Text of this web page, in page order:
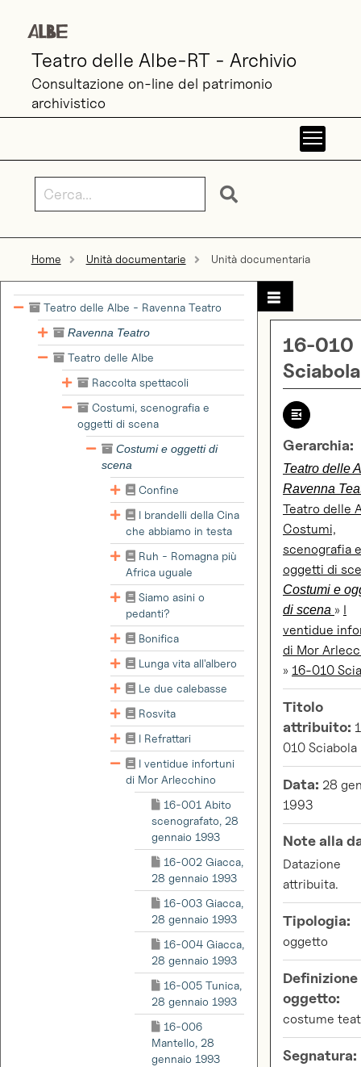
Teatro delle Albe-RT - Archivio
Consultazione on-line del patrimonio
archivistico
Home Unità documentarie Unità documentaria
Teatro delle Albe - Ravenna Teatro
Ravenna Teatro
Teatro delle Albe
Raccolta spettacoli
Costumi, scenografia e
oggetti di scena
Costumi e oggetti di
scena
Confine
I brandelli della Cina
che abbiamo in testa
Ruh - Romagna più
Africa uguale
Siamo asini o
pedanti?
Bonifica
Lunga vita all'albero
Le due calebasse
Rosvita
I Refrattari
I ventidue infortuni
di Mor Arlecchino
16-001 Abito
scenografato, 28
gennaio 1993
16-002 Giacca,
28 gennaio 1993
16-003 Giacca,
28 gennaio 1993
16-004 Giacca,
28 gennaio 1993
16-005 Tunica,
28 gennaio 1993
16-006
Mantello, 28
gennaio 1993
16-010
Sciabola
Gerarchia:
Teatro delle
Ravenna
Teatro delle
Costumi,
scenografia e
oggetti di
Costumi e
di scena » I
ventidue
di Mor
» 16-010
Titolo
attribuito:
010 Sciabola
Data: 28
1993
Note alla
Datazione
attribuita.
Tipologia:
oggetto
Definizione
oggetto:
costume
Segnatura: